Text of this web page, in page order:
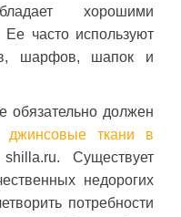
хорошими
часто используют
шарфов, шапок и
обязательно должен
джинсовые ткани в
Существует
недорогих
потребности